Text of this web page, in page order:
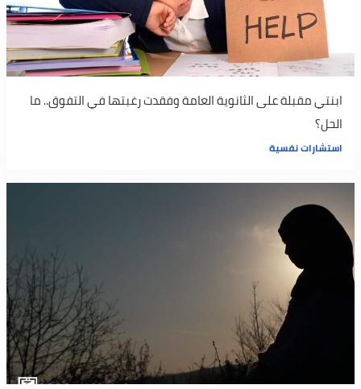
ابنتي مقبلة على الثانوية العامة وفقدت رغبتها في التفوق.. ما
الحل؟
استشارات نفسية